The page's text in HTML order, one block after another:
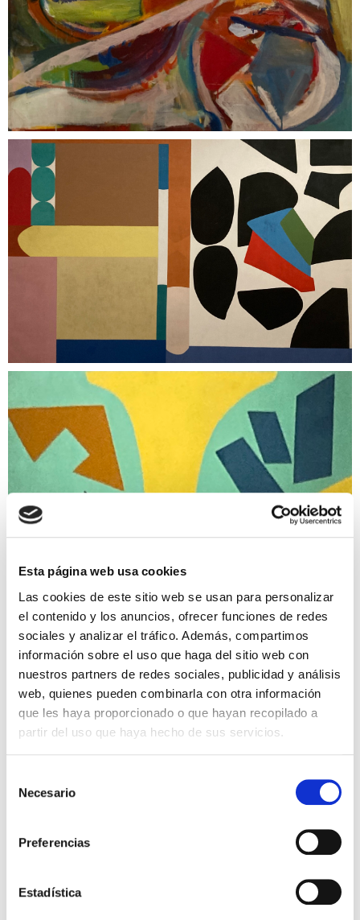
Esta página web usa cookies
Las cookies de este sitio web se usan para personalizar
el contenido y los anuncios, ofrecer funciones de redes
sociales y analizar el tráfico. Además, compartimos
información sobre el uso que haga del sitio web con
nuestros partners de redes sociales, publicidad y análisis
web, quienes pueden combinarla con otra información
que les haya proporcionado o que hayan recopilado a
partir del uso que haya hecho de sus servicios.
Necesario
Preferencias
Estadística